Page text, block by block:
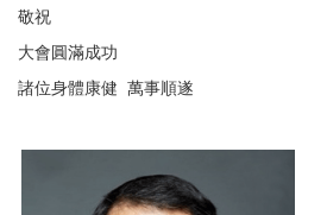
敬祝
大會圓滿成功
諸位身體康健 萬事順遂